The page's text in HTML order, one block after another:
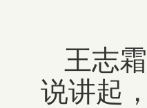
王志
说讲起